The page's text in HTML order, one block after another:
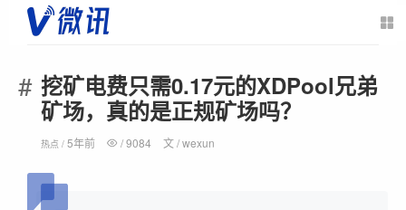
挖矿电费只需0.17元的XDPool兄弟
矿场，真的是正规矿场吗？
热点 / 5年前 /9084 文 /wexun